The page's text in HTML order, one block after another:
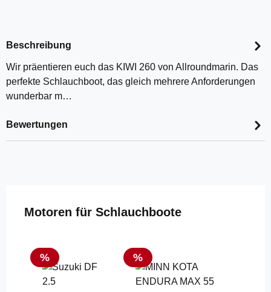
Beschreibung
Wir präentieren euch das KIWI 260 von Allroundmarin. Das
perfekte Schlauchboot, das gleich mehrere Anforderungen
wunderbar m…
Bewertungen
Produktgalerie überspringen
Motoren für Schlauchboote
Rabatt
% Rabatt
%